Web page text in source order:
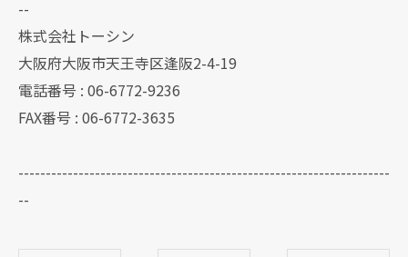
--
株式会社トーシン
大阪府大阪市天王寺区逢阪2-4-19
電話番号 : 06-6772-9236
FAX番号 : 06-6772-3635
--------------------------------------------------------------------
--